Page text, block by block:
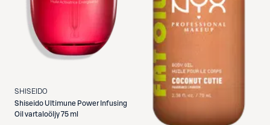
SHISEIDO
ShiseidoUltimune Power Infusing
Oil vartaloöljy 75 ml